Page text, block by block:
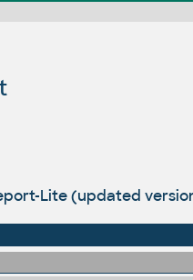
Lite (updated